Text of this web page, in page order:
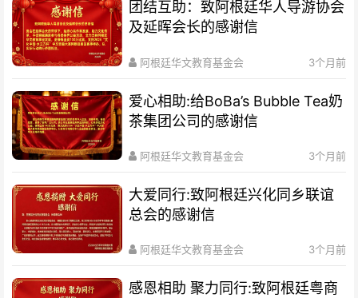
团结互助：致阿根廷华人导游协会
及延晖会长的感谢信
阿根廷华文教育基金会 3个月前
爱心相助:给BoBa’s Bubble Tea奶
茶集团公司的感谢信
阿根廷华文教育基金会 3个月前
大爱同行:致阿根廷兴化同乡联谊
总会的感谢信
阿根廷华文教育基金会 3个月前
感恩相助 聚力同行:致阿根廷粤商